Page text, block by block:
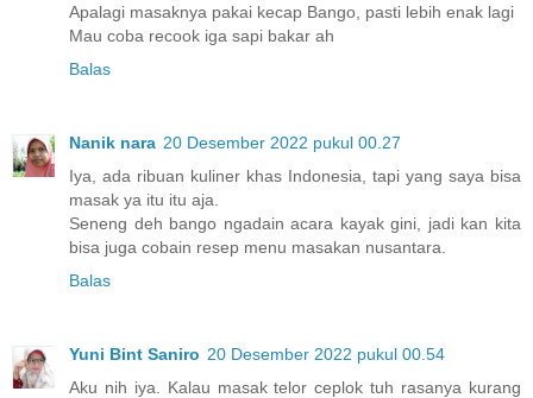
Apalagi masaknya pakai kecap Bango, pasti lebih enak lagi
Mau coba recook iga sapi bakar ah
Balas
Nanik nara 20 Desember 2022 pukul 00.27
Iya, ada ribuan kuliner khas Indonesia, tapi yang saya bisa
masak ya itu itu aja.
Seneng deh bango ngadain acara kayak gini, jadi kan kita
bisa juga cobain resep menu masakan nusantara.
Balas
Yuni Bint Saniro 20 Desember 2022 pukul 00.54
Aku nih iya. Kalau masak telor ceplok tuh rasanya kurang